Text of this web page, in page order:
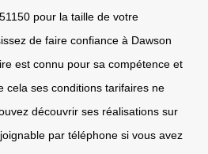
pour la taille de votre
de faire confiance à Dawson
est connu pour sa compétence et
cela ses conditions tarifaires ne
découvrir ses réalisations sur
par téléphone si vous avez